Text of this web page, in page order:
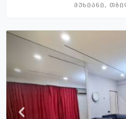
მუხიანი,